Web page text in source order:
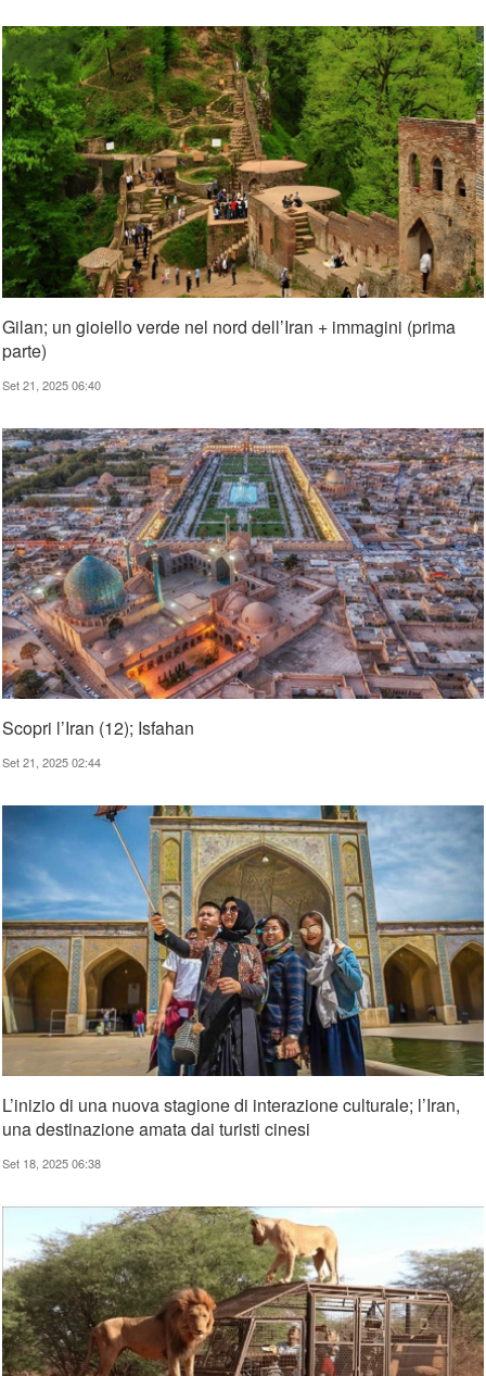
Gilan; un gioiello verde nel nord dell’Iran + immagini (prima
parte)
Set 21, 2025 06:40
Scopri l’Iran (12); Isfahan
Set 21, 2025 02:44
L’inizio di una nuova stagione di interazione culturale; l’Iran,
una destinazione amata dai turisti cinesi
Set 18, 2025 06:38